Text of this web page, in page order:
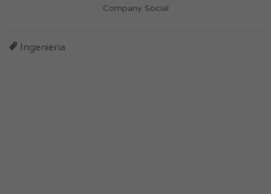
Company Social
Ingenieria